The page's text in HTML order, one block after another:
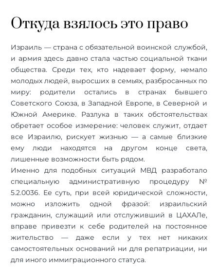
Откуда взялось это право
Израиль — страна с обязательной воинской службой,
и армия здесь давно стала частью социальной ткани
общества. Среди тех, кто надевает форму, немало
молодых людей, выросших в семьях, разбросанных по
миру: родители остались в странах бывшего
Советского Союза, в Западной Европе, в Северной и
Южной Америке. Разлука в таких обстоятельствах
обретает особое измерение: человек служит, отдает
все Израилю, рискует жизнью — а самые близкие
ему люди находятся на другом конце света,
лишенные возможности быть рядом.
Именно для подобных ситуаций МВД разработало
специальную административную процедуру №
5.2.0036. Ее суть, при всей юридической сложности,
можно изложить одной фразой: израильский
гражданин, служащий или отслуживший в ЦАХАЛе,
вправе привезти к себе родителей на постоянное
жительство — даже если у тех нет никаких
самостоятельных оснований ни для репатриации, ни
для иного иммиграционного статуса.